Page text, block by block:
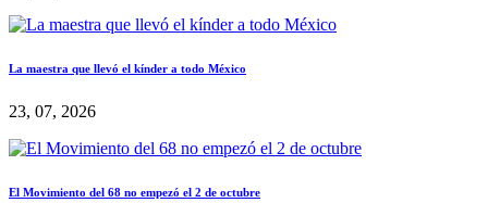
La maestra que llevó el kínder a todo México
23, 07, 2026
El Movimiento del 68 no empezó el 2 de octubre